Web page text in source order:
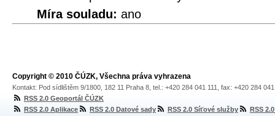
Míra souladu: ano
Copyright © 2010 ČÚZK, Všechna práva vyhrazena
Kontakt: Pod sídlištěm 9/1800, 182 11 Praha 8, tel.: +420 284 041 111, fax: +420 284
RSS 2.0 Geoportál ČÚZK
RSS 2.0 Aplikace
RSS 2.0 Datové sady RSS 2.0 Síťové služby RSS